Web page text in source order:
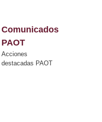
Comunicados
PAOT
Acciones
destacadas PAOT